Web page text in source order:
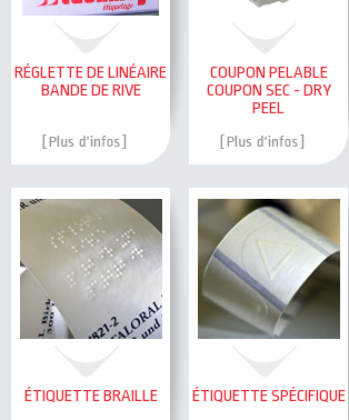
RÉGLETTE DE LINÉAIRE
BANDE DE RIVE
COUPON PELABLE
COUPON SEC - DRY
PEEL
ÉTIQUETTE BRAILLE ÉTIQUETTE SPÉCIFIQUE